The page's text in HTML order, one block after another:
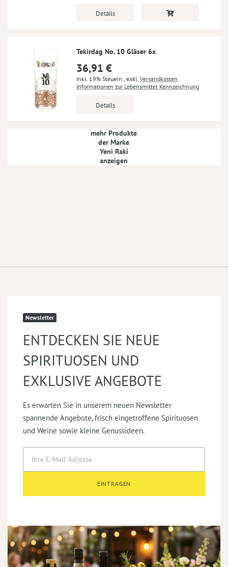
Details
Tekirdag No. 10 Gläser 6x
36,91 €
Inkl. 19% Steuern , exkl. Versandkosten
Informationen zur Lebensmittel Kennzeichnung
Details
mehr Produkte
der Marke
Yeni Raki
anzeigen
Newsletter
ENTDECKEN SIE NEUE
SPIRITUOSEN UND
EXKLUSIVE ANGEBOTE
Es erwarten Sie in unserem neuen Newsletter
spannende Angebote, frisch eingetroffene Spirituosen
und Weine sowie kleine Genussideen.
EINTRAGEN